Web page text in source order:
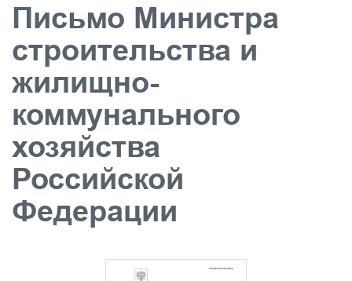
Письмо Министра
строительства и
жилищно-
коммунального
хозяйства
Российской
Федерации